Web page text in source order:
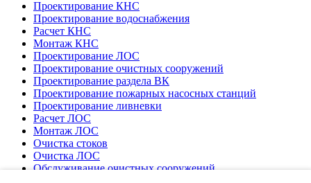
Проектирование КНС
Проектирование водоснабжения
Расчет КНС
Монтаж КНС
Проектирование ЛОС
Проектирование очистных сооружений
Проектирование раздела ВК
Проектирование пожарных насосных станций
Проектирование ливневки
Расчет ЛОС
Монтаж ЛОС
Очистка стоков
Очистка ЛОС
Обслуживание очистных сооружений